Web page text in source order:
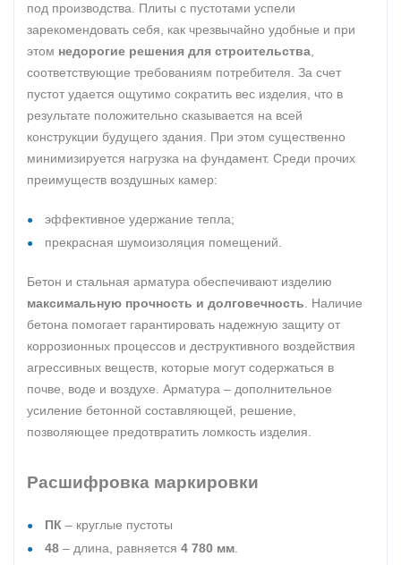
под производства. Плиты с пустотами успели
зарекомендовать себя, как чрезвычайно удобные и при
этом недорогие решения для строительства
соответствующие требованиям потребителя. За счет
пустот удается ощутимо сократить вес изделия, что в
результате положительно сказывается на всей
конструкции будущего здания. При этом существенно
минимизируется нагрузка на фундамент. Среди прочих
преимуществ воздушных камер:
эффективное удержание тепла;
прекрасная шумоизоляция помещений.
Бетон и стальная арматура обеспечивают изделию
максимальную прочность и долговечность . Наличие
бетона помогает гарантировать надежную защиту от
коррозионных процессов и деструктивного воздействия
агрессивных веществ, которые могут содержаться в
почве, воде и воздухе. Арматура – дополнительное
усиление бетонной составляющей, решение,
позволяющее предотвратить ломкость изделия.
Расшифровка маркировки
ПК – круглые пустоты
48 – длина, равняется 4 780 мм